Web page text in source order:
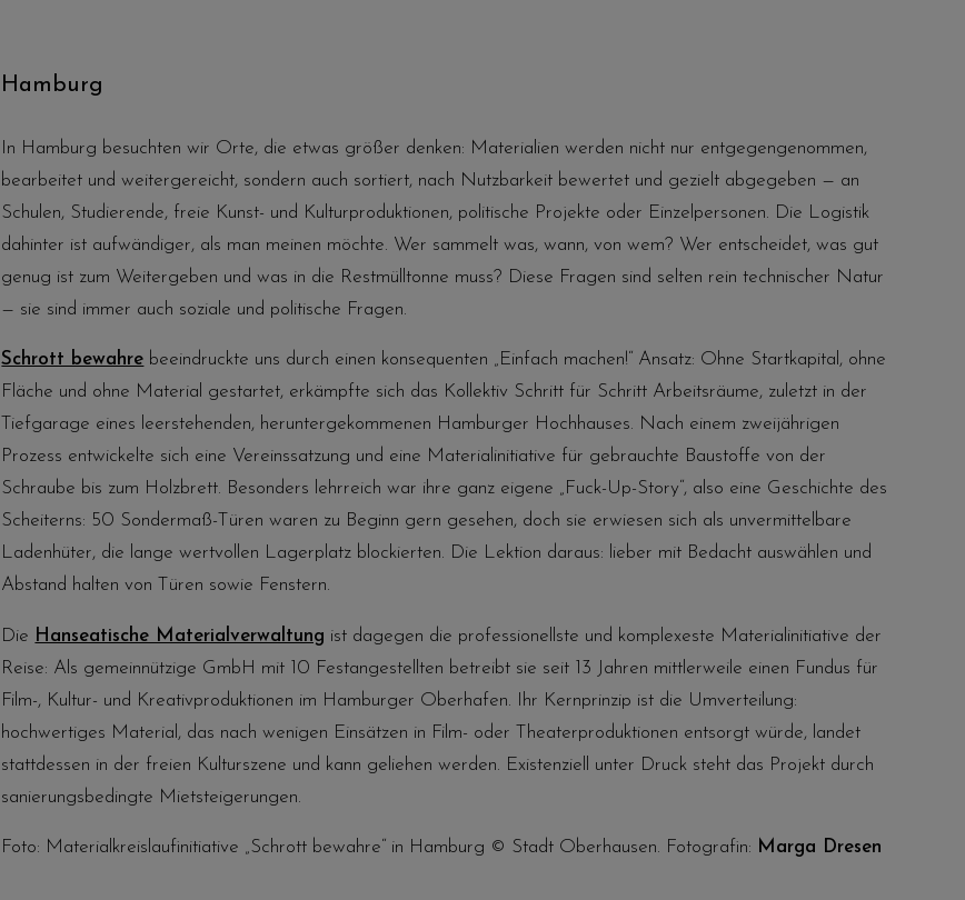
Hamburg
In Hamburg besuchten wir Orte, die etwas größer denken: Materialien werden nicht nur entgegengenommen,
bearbeitet und weitergereicht, sondern auch sortiert, nach Nutzbarkeit bewertet und gezielt abgegeben — an
Schulen, Studierende, freie Kunst- und Kulturproduktionen, politische Projekte oder Einzelpersonen. Die Logistik
dahinter ist aufwändiger, als man meinen möchte. Wer sammelt was, wann, von wem? Wer entscheidet, was gut
genug ist zum Weitergeben und was in die Restmülltonne muss? Diese Fragen sind selten rein technischer Natur
— sie sind immer auch soziale und politische Fragen.
Schrott bewahre beeindruckte uns durch einen konsequenten „Einfach machen!“ Ansatz: Ohne Startkapital, ohne
Fläche und ohne Material gestartet, erkämpfte sich das Kollektiv Schritt für Schritt Arbeitsräume, zuletzt in der
Tiefgarage eines leerstehenden, heruntergekommenen Hamburger Hochhauses. Nach einem zweijährigen
Prozess entwickelte sich eine Vereinssatzung und eine Materialinitiative für gebrauchte Baustoffe von der
Schraube bis zum Holzbrett. Besonders lehrreich war ihre ganz eigene „Fuck-Up-Story“, also eine Geschichte des
Scheiterns: 50 Sondermaß-Türen waren zu Beginn gern gesehen, doch sie erwiesen sich als unvermittelbare
Ladenhüter, die lange wertvollen Lagerplatz blockierten. Die Lektion daraus: lieber mit Bedacht auswählen und
Abstand halten von Türen sowie Fenstern.
Die Hanseatische Materialverwaltung ist dagegen die professionellste und komplexeste Materialinitiative der
Reise: Als gemeinnützige GmbH mit 10 Festangestellten betreibt sie seit 13 Jahren mittlerweile einen Fundus für
Film-, Kultur- und Kreativproduktionen im Hamburger Oberhafen. Ihr Kernprinzip ist die Umverteilung:
hochwertiges Material, das nach wenigen Einsätzen in Film- oder Theaterproduktionen entsorgt würde, landet
stattdessen in der freien Kulturszene und kann geliehen werden. Existenziell unter Druck steht das Projekt durch
sanierungsbedingte Mietsteigerungen.
Foto: Materialkreislaufinitiative „Schrott bewahre“ in Hamburg © Stadt Oberhausen. Fotografin: Marga Dresen